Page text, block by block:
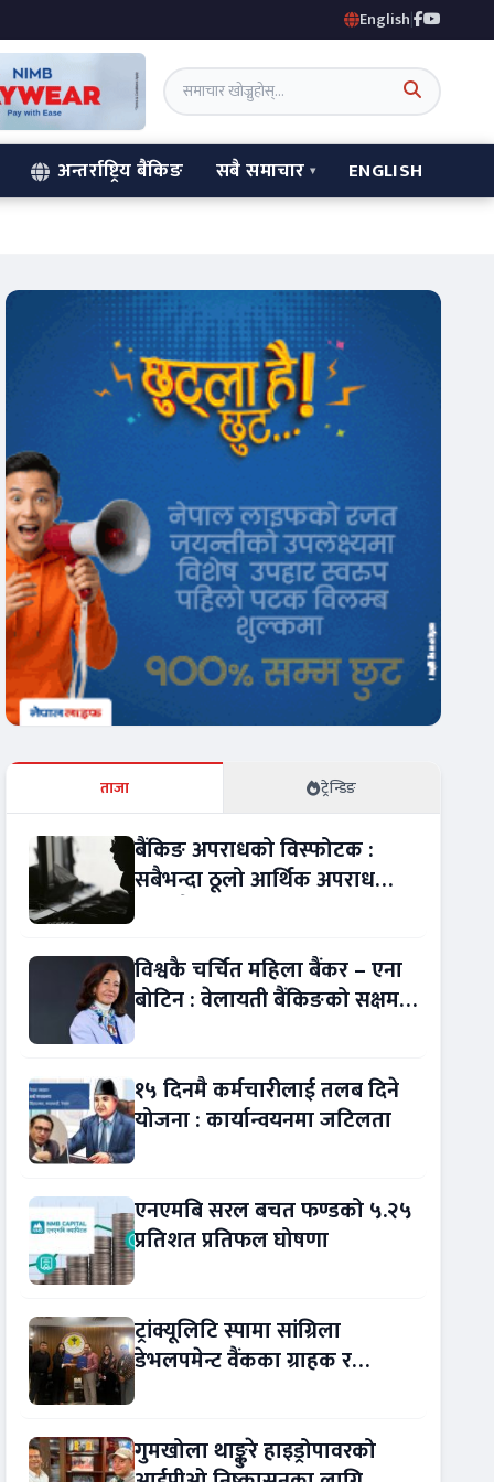
English|
अन्तर्राष्ट्रिय बैंकिङ सबै समाचार ENGLISH
ताजा ट्रेन्डिङ
बैंकिङ अपराधको विस्फोटक :
सबैभन्दा ठूलो आर्थिक अपराध
विश्वकै चर्चित महिला बैंकर – एना
बोटिन : वेलायती बैंकिङको सक्षम
१५ दिनमै कर्मचारीलाई तलब दिने
योजना : कार्यान्वयनमा जटिलता
एनएमबि सरल बचत फण्डको ५.२५
प्रतिशत प्रतिफल घोषणा
ट्रांक्यूलिटि स्पामा सांग्रिला
डेभलपमेन्ट वैंकका ग्राहक र
गुमखोला थाङ्कुरे हाइड्रोपावरको